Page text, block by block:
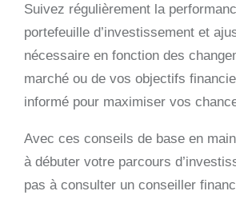
Suivez régulièrement la
portefeuille d’investissement et
nécessaire en fonction des
marché ou de vos objectifs
informé pour maximiser vos
Avec ces conseils de base en
à débuter votre parcours
pas à consulter un conseiller